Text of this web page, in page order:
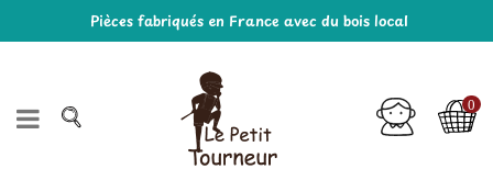
Pièces fabriqués en France avec du bois local
0